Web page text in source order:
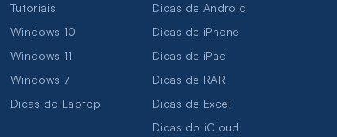
Tutoriais
Windows 10
Windows 11
Windows 7
Dicas do Laptop
Dicas de Android
Dicas de iPhone
Dicas de iPad
Dicas de RAR
Dicas de Excel
Dicas do iCloud